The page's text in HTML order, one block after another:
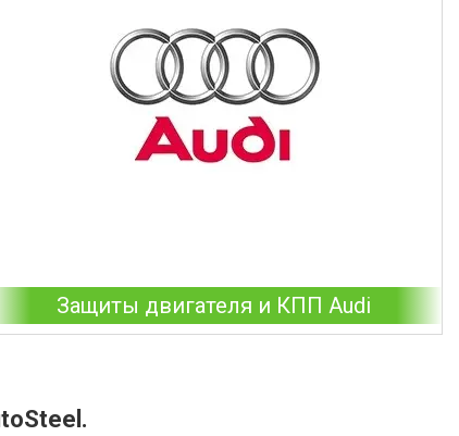
Защиты двигателя и КПП Audi
.